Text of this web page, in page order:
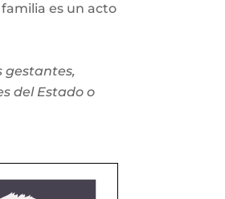
es un acto
gestantes,
del Estado o